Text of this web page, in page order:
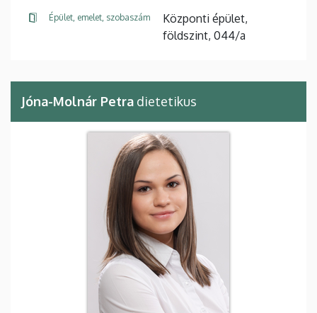
Épület, emelet, szobaszám
Központi épület,
földszint, 044/a
Jóna-Molnár Petra dietetikus